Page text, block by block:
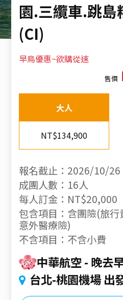
園.三纜車.跳
(CI)
早鳥優惠~欲購從速
售價
大人
NT$134,900
報名截止：2026/10/26
成團人數：16人
每人訂金：NT$20,000
包含項目：含團險(旅
意外醫療險)
不含項目：不含小費
中華航空 晚去
台北-桃園機場 出